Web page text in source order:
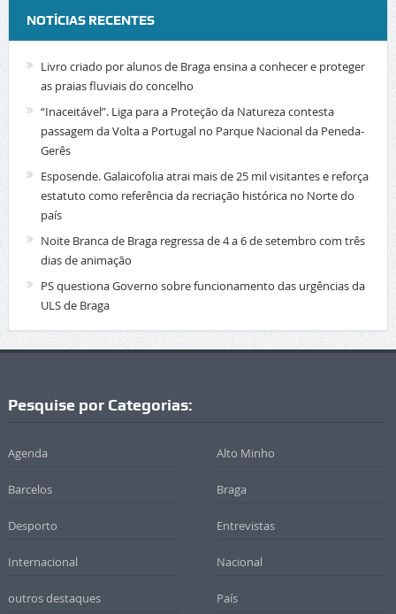
NOTÍCIAS RECENTES
Livro criado por alunos de Braga ensina a conhecer e proteger
as praias fluviais do concelho
“Inaceitável”. Liga para a Proteção da Natureza contesta
passagem da Volta a Portugal no Parque Nacional da Peneda-
Gerês
Esposende. Galaicofolia atrai mais de 25 mil visitantes e reforça
estatuto como referência da recriação histórica no Norte do
país
Noite Branca de Braga regressa de 4 a 6 de setembro com três
dias de animação
PS questiona Governo sobre funcionamento das urgências da
ULS de Braga
Pesquise por Categorias:
Agenda Alto Minho
Barcelos Braga
Desporto Entrevistas
Internacional Nacional
outros destaques País